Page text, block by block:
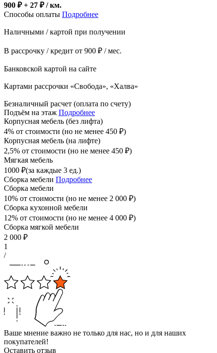
900 ₽ + 27 ₽/ км.
Способы оплаты Подробнее
Наличными / картой при получении
В рассрочку / кредит от 900 ₽ / мес.
Банковской картой на сайте
Картами рассрочки «Свобода», «Халва»
Безналичный расчет (оплата по счету)
Подъём на этаж Подробнее
Корпусная мебель (без лифта)
4% от стоимости (но не менее 450 ₽)
Корпусная мебель (на лифте)
2,5% от стоимости (но не менее 450 ₽)
Мягкая мебель
1000 ₽(за каждые 3 ед.)
Сборка мебели Подробнее
Сборка мебели
10% от стоимости (но не менее 2 000 ₽)
Сборка кухонной мебели
12% от стоимости (но не менее 4 000 ₽)
Сборка мягкой мебели
2 000 ₽
1
/
Ваше мнение важно не только для нас, но и для наших
покупателей!
Оставить отзыв